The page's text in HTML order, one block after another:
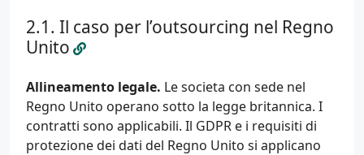
Il caso per l’outsourcing nel Regno
Unito
Allineamento legale. Le societa con sede nel
Regno Unito operano sotto la legge britannica. I
contratti sono applicabili. Il GDPR e i requisiti di
protezione dei dati del Regno Unito si applicano